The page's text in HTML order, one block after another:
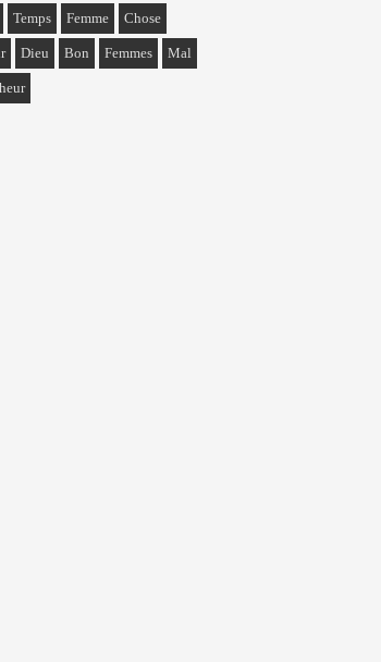
Temps Femme Chose
Dieu Bon Femmes Mal